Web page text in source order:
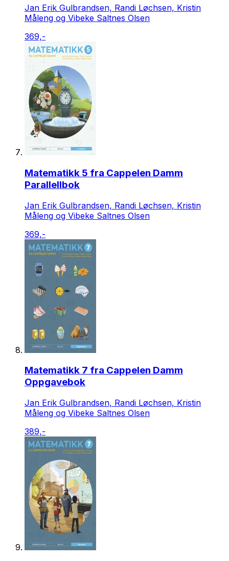
Jan Erik Gulbrandsen, Randi Løchsen, Kristin
Måleng og Vibeke Saltnes Olsen
369,-
Matematikk 5 fra Cappelen Damm
Parallellbok
Jan Erik Gulbrandsen, Randi Løchsen, Kristin
Måleng og Vibeke Saltnes Olsen
369,-
Matematikk 7 fra Cappelen Damm
Oppgavebok
Jan Erik Gulbrandsen, Randi Løchsen, Kristin
Måleng og Vibeke Saltnes Olsen
389,-